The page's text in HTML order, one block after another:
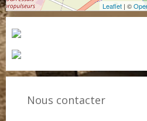
Leaflet | ©
Nous contacter